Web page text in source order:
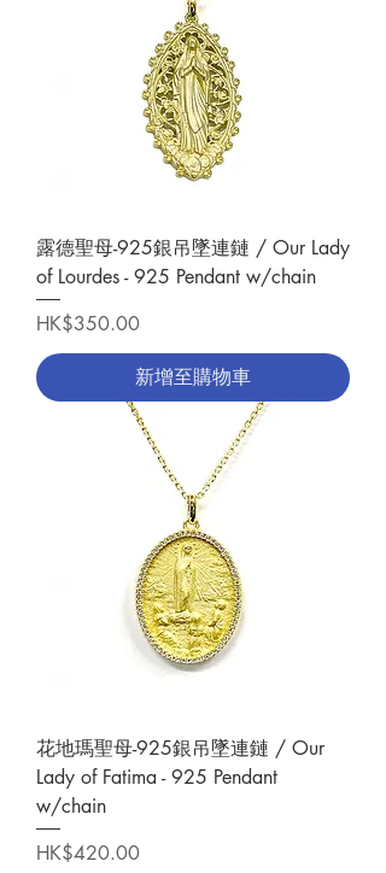
露德聖母-925銀吊墜連鏈 / Our Lady
of Lourdes - 925 Pendant w/chain
價格
HK$350.00
新增至購物車
花地瑪聖母-925銀吊墜連鏈 / Our
Lady of Fatima - 925 Pendant
w/chain
價格
HK$420.00